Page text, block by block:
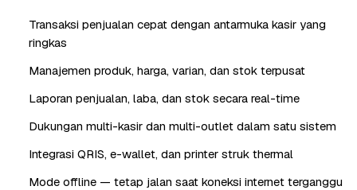
Transaksi penjualan cepat dengan antarmuka kasir yang
ringkas
Manajemen produk, harga, varian, dan stok terpusat
Laporan penjualan, laba, dan stok secara real-time
Dukungan multi-kasir dan multi-outlet dalam satu sistem
Integrasi QRIS, e-wallet, dan printer struk thermal
Mode offline — tetap jalan saat koneksi internet terganggu